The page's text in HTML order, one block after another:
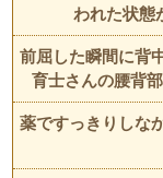
われた状態
前屈した瞬間に背
育士さんの腰背
薬ですっきりしな